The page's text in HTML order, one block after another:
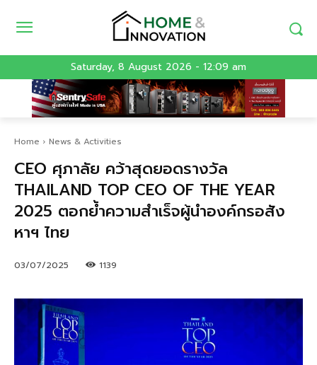
Saturday, 8 August 2026 - 12:09 am
Home News & Activities
CEO ศุภาลัย คว้าสุดยอดรางวัล
THAILAND TOP CEO OF THE YEAR
2025 ตอกย้ำความสำเร็จผู้นำองค์กรอสัง
หาฯ ไทย
03/07/2025 1139